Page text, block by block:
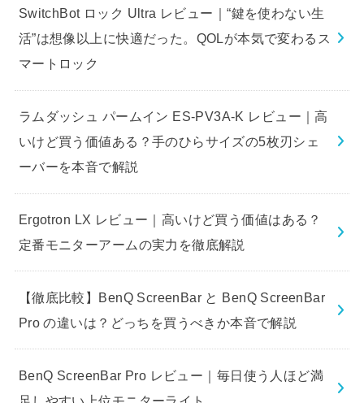
SwitchBot ロック Ultra レビュー｜“鍵を使わない生
活”は想像以上に快適だった。QOLが本気で変わるス
マートロック
ラムダッシュ パームイン ES-PV3A-K レビュー｜高
いけど買う価値ある？手のひらサイズの5枚刃シェ
ーバーを本音で解説
Ergotron LX レビュー｜高いけど買う価値はある？
定番モニターアームの実力を徹底解説
【徹底比較】BenQ ScreenBar と BenQ ScreenBar
Pro の違いは？どっちを買うべきか本音で解説
BenQ ScreenBar Pro レビュー｜毎日使う人ほど満